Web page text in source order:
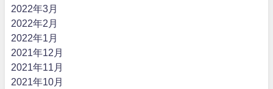
2022年3月
2022年2月
2022年1月
2021年12月
2021年11月
2021年10月